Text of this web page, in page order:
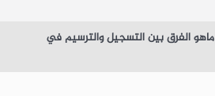
ماهو الفرق بين التسجيل والترسيم في